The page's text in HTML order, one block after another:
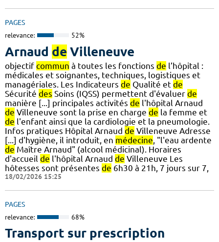
PAGES
relevance: 52%
Arnaud de Villeneuve
objectif commun à toutes les fonctions de l’hôpital :
médicales et soignantes, techniques, logistiques et
managériales. Les Indicateurs de Qualité et de
Sécurité des Soins (IQSS) permettent d'évaluer de
manière [...] principales activités de l'hôpital Arnaud
de Villeneuve sont la prise en charge de la femme et
de l'enfant ainsi que la cardiologie et la pneumologie.
Infos pratiques Hôpital Arnaud de Villeneuve Adresse
[...] d'hygiène, il introduit, en médecine , "l'eau ardente
de Maître Arnaud" (alcool médicinal). Horaires
d'accueil de l'hôpital Arnaud de Villeneuve Les
hôtesses sont présentes de 6h30 à 21h, 7 jours sur 7,
18/02/2026 15:25
PAGES
relevance: 68%
Transport sur prescription